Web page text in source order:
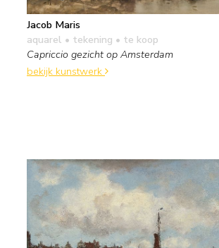
Jacob Maris
aquarel • tekening • te koop
Capriccio gezicht op Amsterdam
bekijk kunstwerk